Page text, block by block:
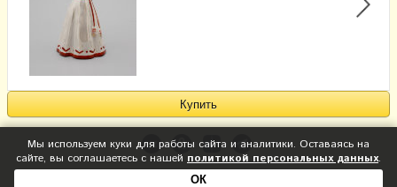
Мы используем куки для работы сайта и аналитики. Оставаясь на
сайте, вы соглашаетесь с нашей политикой персональных данных.
ОК